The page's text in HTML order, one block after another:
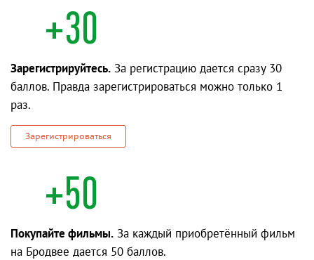
+30
Зарегистрируйтесь. За регистрацию дается сразу 30
баллов. Правда зарегистрироваться можно только 1
раз.
Зарегистрироваться
+50
Покупайте фильмы. За каждый приобретённый фильм
на Бродвее дается 50 баллов.